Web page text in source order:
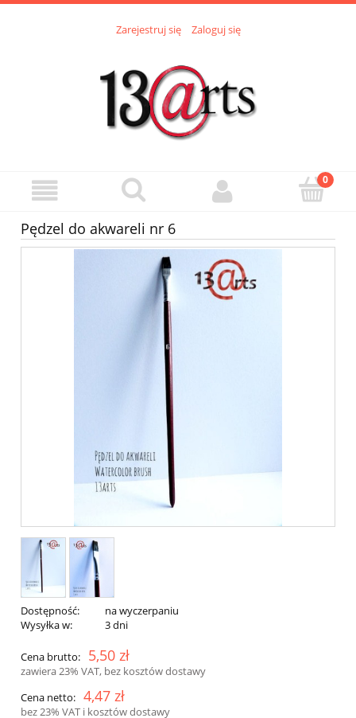
Zarejestruj się Zaloguj się
Pędzel do akwareli nr 6
Dostępność:
na wyczerpaniu
Wysyłka w:
3 dni
Cena brutto: 5,50 zł
zawiera 23% VAT, bez kosztów dostawy
Cena netto: 4,47 zł
bez 23% VAT i kosztów dostawy